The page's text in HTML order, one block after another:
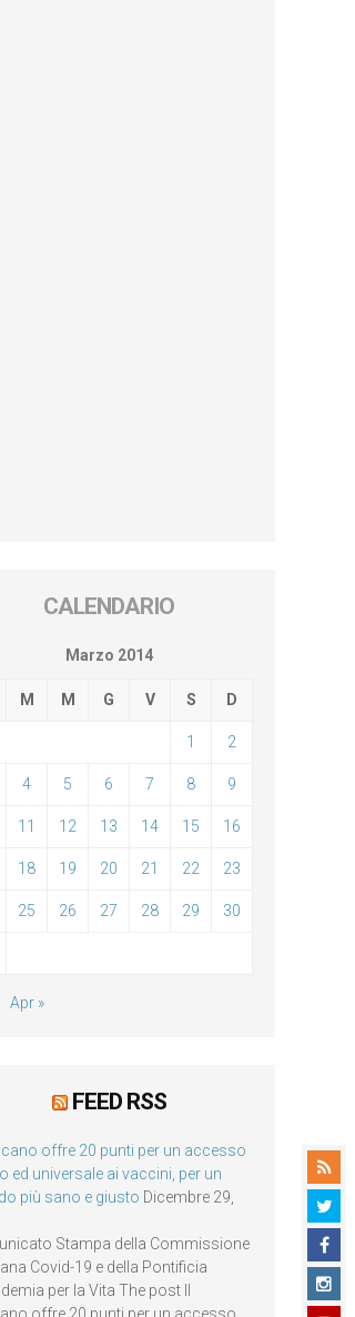
CALENDARIO
Marzo 2014
M M G V S D
1 2
4 5 6 7 8 9
11 12 13 14 15 16
18 19 20 21 22 23
25 26 27 28 29 30
Apr »
FEED RSS
offre 20 punti per un accesso
ed universale ai vaccini, per un
più sano e giusto Dicembre 29,
Stampa della Commissione
Covid-19 e della Pontificia
per la Vita The post Il